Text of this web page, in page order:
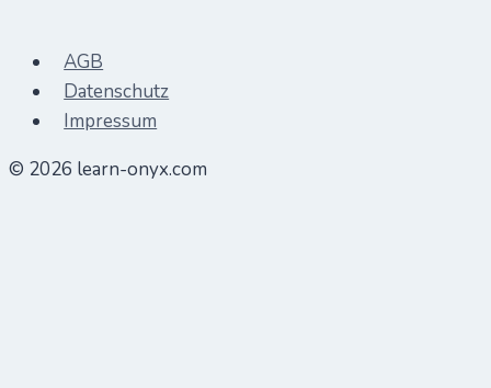
AGB
Datenschutz
Impressum
© 2026 learn-onyx.com